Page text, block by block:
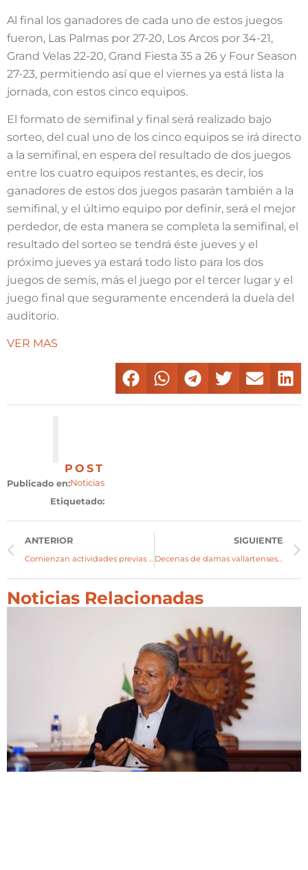
Al final los ganadores de cada uno de estos juegos
fueron, Las Palmas por 27-20, Los Arcos por 34-21,
Grand Velas 22-20, Grand Fiesta 35 a 26 y Four Season
27-23, permitiendo así que el viernes ya está lista la
jornada, con estos cinco equipos.
El formato de semifinal y final será realizado bajo
sorteo, del cual uno de los cinco equipos se irá directo
a la semifinal, en espera del resultado de dos juegos
entre los cuatro equipos restantes, es decir, los
ganadores de estos dos juegos pasarán también a la
semifinal, y el último equipo por definir, será el mejor
perdedor, de esta manera se completa la semifinal, el
resultado del sorteo se tendrá éste jueves y el
próximo jueves ya estará todo listo para los dos
juegos de semis, más el juego por el tercer lugar y el
juego final que seguramente encenderá la duela del
auditorio.
VER MAS
POST
Publicado en:Noticias
Etiquetado:
ANTERIOR SIGUIENTE
Decenas de damas vallartenses bailaron al ritmo de la Master Class Aerobics Gastrohotelero
Noticias Relacionadas